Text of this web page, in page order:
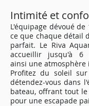
Intimité et
L'équipage dévoué
ce que chaque détail
parfait. Le Riva
accueillir jusqu'à 6
ainsi une atmosphère
Profitez du soleil
détendez-vous dans
bateau, offrant tout
pour une escapade